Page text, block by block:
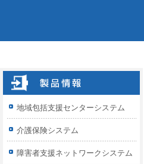
地域包括支援センターシステム
介護保険システム
障害者支援ネットワークシステム